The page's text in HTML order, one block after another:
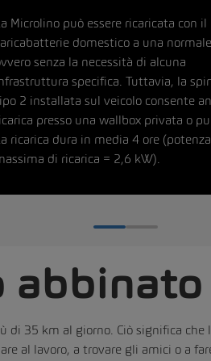
Microlino può essere ricaricata con il
domestico a una
senza la necessità di alcuna
specifica. Tuttavia, la
2 installata sul veicolo consente
presso una wallbox privata o
ricarica dura in media 4 ore (potenza
di ricarica = 2,6 kW).
35 km al giorno. Ciò significa
al lavoro, a trovare gli amici o a